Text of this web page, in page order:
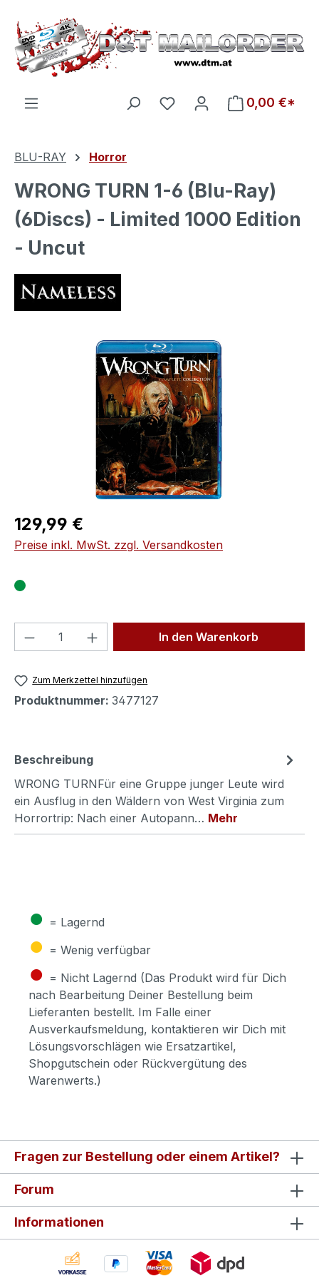
Zum Hauptinhalt springen
Du hast 0 Produkte auf
0,00 €*
BLU-RAY Horror
WRONG TURN 1-6 (Blu-Ray)
(6Discs) - Limited 1000 Edition
- Uncut
Bildergalerie überspringen
Regulärer Preis:
129,99 €
Preise inkl. MwSt. zzgl. Versandkosten
Produkt Anzahl: Gib denIn den Warenkorb
Zum Merkzettel hinzufügen
Produktnummer: 3477127
Beschreibung
WRONG TURNFür eine Gruppe junger Leute wird
ein Ausflug in den Wäldern von West Virginia zum
Horrortrip: Nach einer Autopann… Mehr
● = Lagernd
● = Wenig verfügbar
● = Nicht Lagernd (Das Produkt wird für Dich
nach Bearbeitung Deiner Bestellung beim
Lieferanten bestellt. Im Falle einer
Ausverkaufsmeldung, kontaktieren wir Dich mit
Lösungsvorschlägen wie Ersatzartikel,
Shopgutschein oder Rückvergütung des
Warenwerts.)
Fragen zur Bestellung oder einem Artikel?
Forum
Informationen